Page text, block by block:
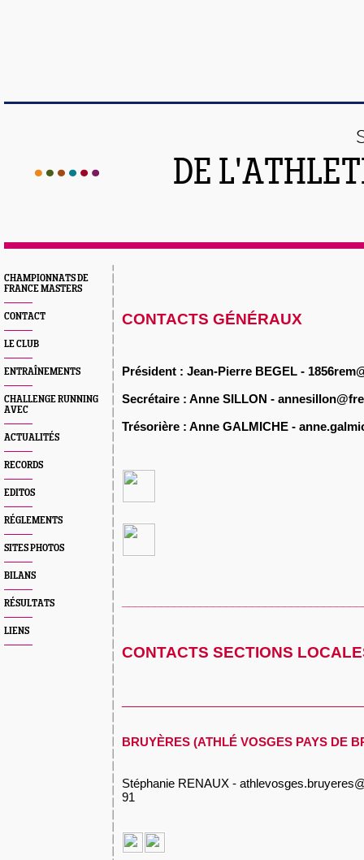
DE
CHAMPIONNATS DE
FRANCE MASTERS
CONTACT
LE CLUB
ENTRAÎNEMENTS
CHALLENGE RUNNING
AVEC
ACTUALITÉS
RECORDS
EDITOS
RÉGLEMENTS
SITES PHOTOS
BILANS
RÉSULTATS
LIENS
CONTACTS GÉNÉRAUX
Président : Jean-Pierre BEGEL -
Secrétaire : Anne SILLON -
Trésorière : Anne GALMICHE -
CONTACTS SECTIONS
BRUYÈRES (ATHLÉ VOSGES PAYS DE
Stéphanie RENAUX -
91